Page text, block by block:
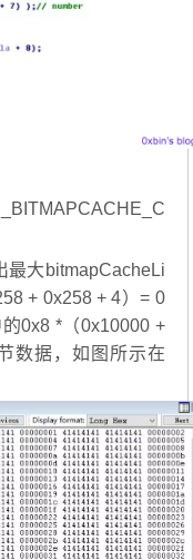
最大bitmapCacheLi
+ 0x258 + 4）= 0
0x8 *（0x10000 +
数据，如图所示在